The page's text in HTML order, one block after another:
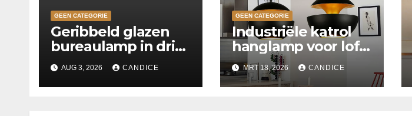
GEEN CATEGORIE
Geribbeld glazen
bureaulamp in drie
kleuren
AUG 3, 2026 CANDICE
GEEN CATEGORIE
Industriële katrol
hanglamp voor loft
keuken
MRT 18, 2026 CANDICE